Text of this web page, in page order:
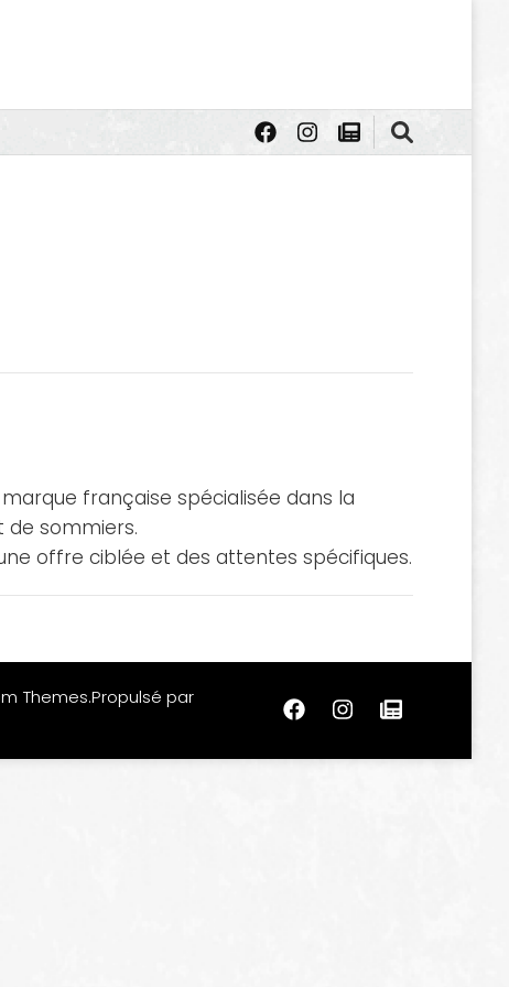
française spécialisée dans la
sommiers.
offre ciblée et des attentes spécifiques.
Themes.Propulsé par